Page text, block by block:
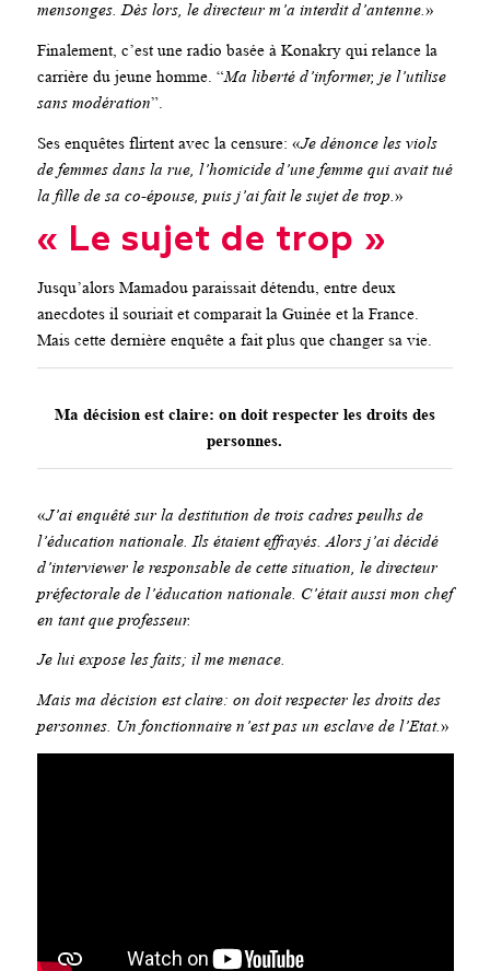
mensonges. Dès lors, le directeur m’a interdit d’antenne. »
Finalement, c’est une radio basée à Konakry qui relance la
carrière du jeune homme. “Ma liberté d’informer, je l’utilise
sans modération”.
Ses enquêtes flirtent avec la censure: «Je dénonce les viols
de femmes dans la rue, l’homicide d’une femme qui avait tué
la fille de sa co-épouse, puis j’ai fait le sujet de trop. »
« Le sujet de trop »
Jusqu’alors Mamadou paraissait détendu, entre deux
anecdotes il souriait et comparait la Guinée et la France.
Mais cette dernière enquête a fait plus que changer sa vie.
Ma décision est claire: on doit respecter les droits des
personnes.
«J’ai enquêté sur la destitution de trois cadres peulhs de
l’éducation nationale. Ils étaient effrayés. Alors j’ai décidé
d’interviewer le responsable de cette situation, le directeur
préfectorale de l’éducation nationale. C’était aussi mon chef
en tant que professeur.
Je lui expose les faits; il me menace.
Mais ma décision est claire: on doit respecter les droits des
personnes. Un fonctionnaire n’est pas un esclave de l’Etat.»